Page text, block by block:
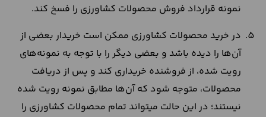
نمونه قرارداد فروش محصولات کشاورزی را فسخ کند.
در خرید محصولات کشاورزی ممکن است خریدار بعضی از
آن‌ها را دیده باشد و بعضی دیگر را با توجه به نمونه‌های
رویت شده، از فروشنده خریداری کند و پس از دریافت
محصولات، متوجه شود که آن‌ها مطابق نمونه رویت شده
نیستند؛ در این حالت می‎تواند تمام محصولات کشاورزی را